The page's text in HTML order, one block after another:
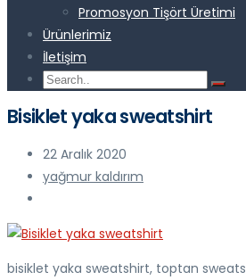
Promosyon Tişört Üretimi
Ürünlerimiz
İletişim
Bisiklet yaka sweatshirt
22 Aralık 2020
yağmur kaldırım
bisiklet yaka sweatshirt, toptan